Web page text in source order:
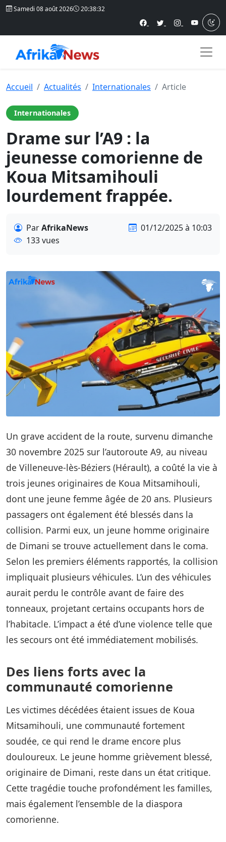
Samedi 08 août 2026 20:38:33
Accueil Actualités Internationales Article
Internationales
Drame sur l’A9 : la
jeunesse comorienne de
Koua Mitsamihouli
lourdement frappée.
ParAfrikaNews
01/12/2025 à 10:03
133 vues
Un grave accident de la route, survenu dimanche
30 novembre 2025 sur l’autoroute A9, au niveau
de Villeneuve-lès-Béziers (Hérault), a coûté la vie à
trois jeunes originaires de Koua Mitsamihouli,
dont une jeune femme âgée de 20 ans. Plusieurs
passagers ont également été blessés dans la
collision. Parmi eux, un jeune homme originaire
de Dimani se trouve actuellement dans le coma.
Selon les premiers éléments rapportés, la collision
impliquait plusieurs véhicules. L’un des véhicules
aurait perdu le contrôle avant de faire des
tonneaux, projetant certains occupants hors de
l’habitacle. L’impact a été d’une violence telle que
les secours ont été immédiatement mobilisés.
Des liens forts avec la
communauté comorienne
Les victimes décédées étaient issues de Koua
Mitsamihouli, une communauté fortement
soudée, ce qui rend le drame encore plus
douloureux. Le jeune homme grièvement blessé,
originaire de Dimani, reste dans un état critique.
Cette tragédie touche profondément les familles,
mais également l’ensemble de la diaspora
comorienne.